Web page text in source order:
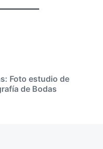
Foto estudio de
de Bodas